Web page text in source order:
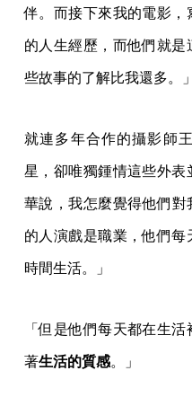
伴。而接下來我的電影，
的人生經歷，而他們就
些故事的了解比我還多。」
就連多年合作的攝影師
星，卻唯獨鍾情這些外
華說，我怎麼覺得他們
的人演戲是職業，他們
時間生活。」
「但是他們每天都在生
著生活的質感。」